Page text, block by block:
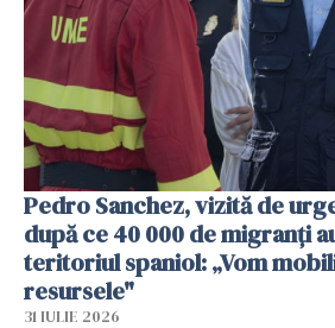
Pedro Sanchez, vizită de
după ce 40 000 de migranți
teritoriul spaniol: „Vom
resursele"
31 IULIE 2026